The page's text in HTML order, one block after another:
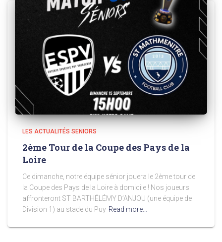
LES ACTUALITÉS SENIORS
2ème Tour de la Coupe des Pays de la
Loire
Ce dimanche, notre équipe sénior jouera le 2ème tour de
la Coupe des Pays de la Loire à domicile ! Nos joueurs
affronteront ST BARTHÉLÉMY D’ANJOU (une équipe de
Division 1) au stade du Puy Read more…